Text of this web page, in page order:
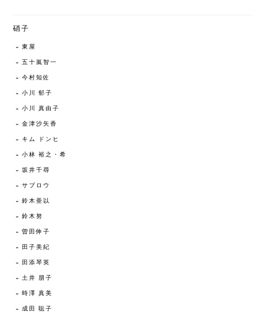
硝子
東屋
五十嵐智一
今村知佐
小川 郁子
小川 真由子
金津沙矢香
キム ドンヒ
小林 裕之・希
坂井千尋
サブロウ
鈴木亜以
鈴木努
曽田伸子
田子美紀
田添琴英
土井 朋子
時澤 真美
成田 聡子